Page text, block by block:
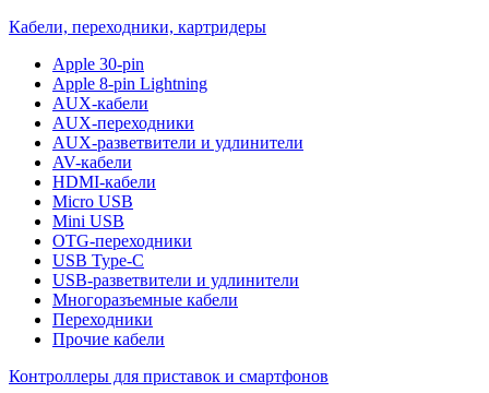
Кабели, переходники, картридеры
Apple 30-pin
Apple 8-pin Lightning
AUX-кабели
AUX-переходники
AUX-разветвители и удлинители
AV-кабели
HDMI-кабели
Micro USB
Mini USB
OTG-переходники
USB Type-C
USB-разветвители и удлинители
Многоразъемные кабели
Переходники
Прочие кабели
Контроллеры для приставок и смартфонов